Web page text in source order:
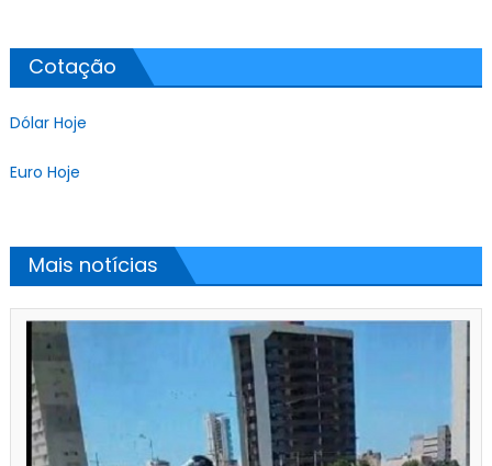
Cotação
Dólar Hoje
Euro Hoje
Mais notícias